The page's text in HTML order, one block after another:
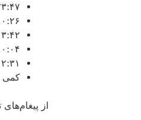
۲۳:۴۷ اعلام خبر تاسف‌بار مرگ یکی
۰۰:۲۶ آمار جدید: ۸ نجات یافته زنده و
۰۳:۴۲ بیرون آوردن ۳ نفر دیگر از
۱۰:۰۴ اعلام مرگ سه کولبر ۱۸، ۲۲
۱۲:۳۱ اعلام مرگ کولبر
کمی
از